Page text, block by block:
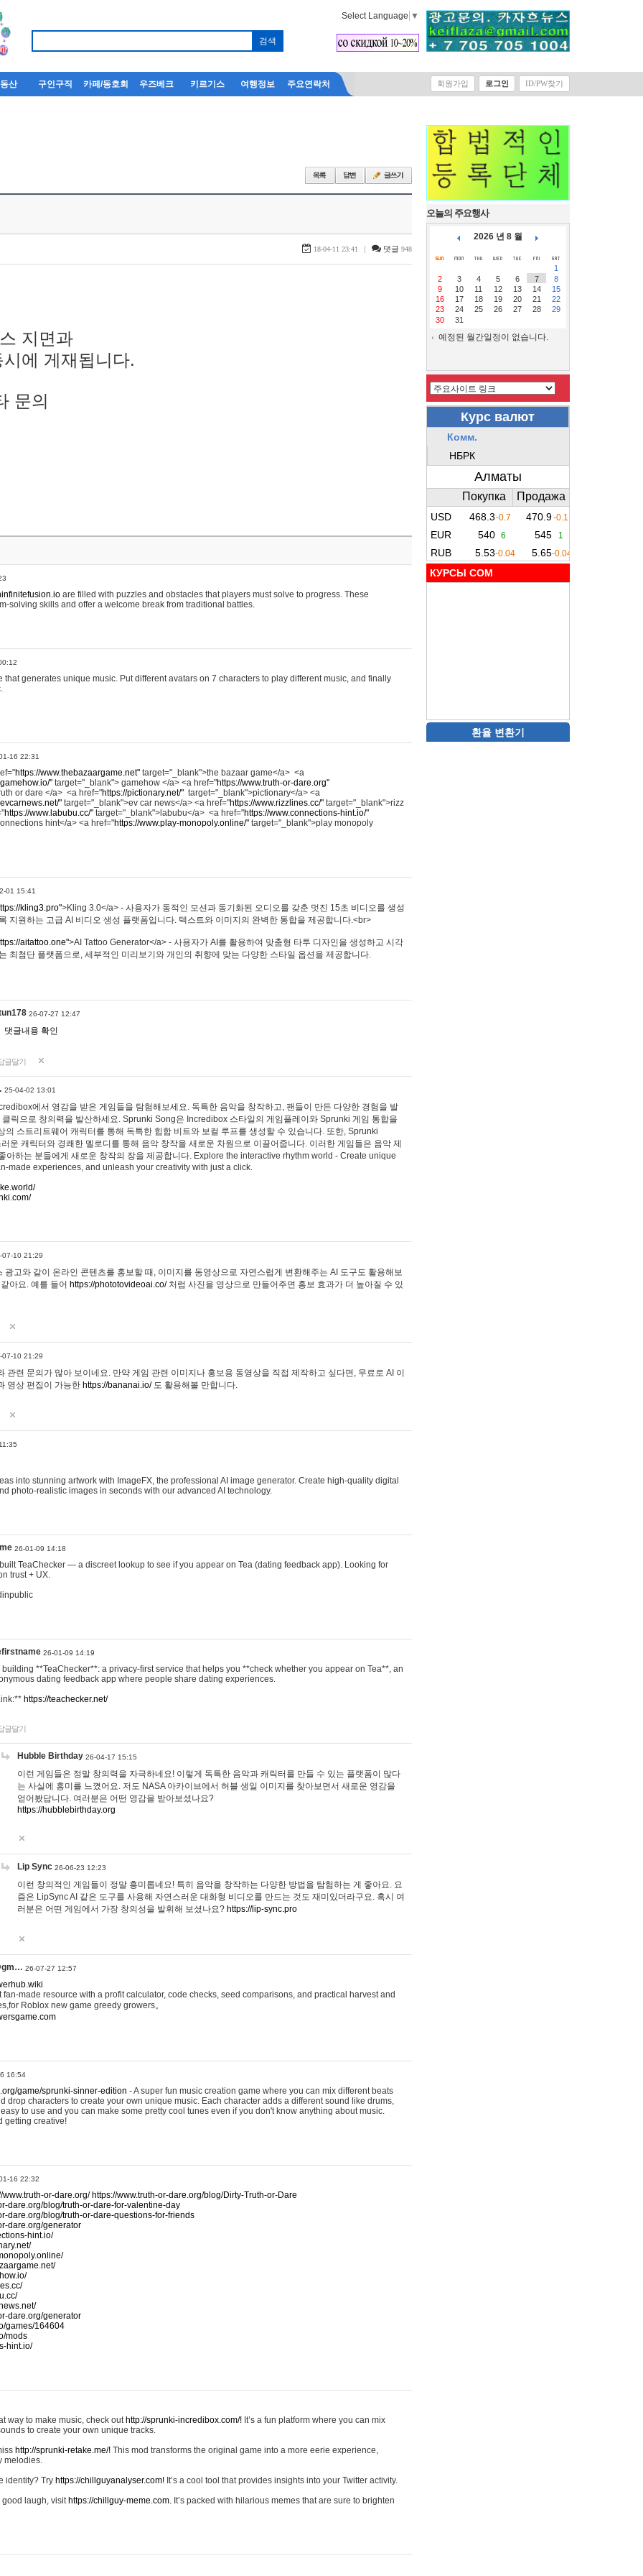
Select Language ▼
산 구인구직 카페/동호회 우즈베크 키르기스 여행정보 주요연락처 회원가입 로그인 ID/PW찾기
18-04-11 23:41 | 댓글 948
지면과
에 게재됩니다.
문의
are filled with puzzles and obstacles that players must solve to progress. These
solving skills and offer a welcome break from traditional battles.
that generates unique music. Put different avatars on 7 characters to play different music, and finally
16 22:31
https://www.thebazaargame.net" target="_blank">the bazaar game</a> <a
" target="_blank"> gamehow </a> <a href="https://www.truth-or-dare.org"
or dare </a> <a href="https://pictionary.net/" target="_blank">pictionary</a> <a
" target="_blank">ev car news</a> <a href="https://www.rizzlines.cc/" target="_blank">rizz
https://www.labubu.cc/" target="_blank">labubu</a> <a href="https://www.connections-hint.io/"
hint</a> <a href="https://www.play-monopoly.online/" target="_blank">play monopoly
01 15:41
kling3.pro">Kling 3.0</a> - 사용자가 동적인 모션과 동기화된 오디오를 갖춘 멋진 15초 비디오를 생성
지원하는 고급 AI 비디오 생성 플랫폼입니다. 텍스트와 이미지의 완벽한 통합을 제공합니다.<br>
aitattoo.one">AI Tattoo Generator</a> - 사용자가 AI를 활용하여 맞춤형 타투 디자인을 생성하고 시각
최첨단 플랫폼으로, 세부적인 미리보기와 개인의 취향에 맞는 다양한 스타일 옵션을 제공합니다.
26-07-27 12:47
댓글내용 확인
글달기
25-04-02 13:01
에서 영감을 받은 게임들을 탐험해보세요. 독특한 음악을 창작하고, 팬들이 만든 다양한 경험을 발
클릭으로 창의력을 발산하세요. Sprunki Song은 Incredibox 스타일의 게임플레이와 Sprunki 게임 통합을
의 스트리트웨어 캐릭터를 통해 독특한 힙합 비트와 보컬 루프를 생성할 수 있습니다. 또한, Sprunki
운 캐릭터와 경쾌한 멜로디를 통해 음악 창작을 새로운 차원으로 이끌어줍니다. 이러한 게임들은 음악 제
아하는 분들에게 새로운 창작의 장을 제공합니다. Explore the interactive rhythm world - Create unique
made experiences, and unleash your creativity with just a click.
07-10 21:29
광고와 같이 온라인 콘텐츠를 홍보할 때, 이미지를 동영상으로 자연스럽게 변환해주는 AI 도구도 활용해보
아요. 예를 들어 https://phototovideoai.co/처럼 사진을 영상으로 만들어주면 홍보 효과가 더 높아질 수 있
07-10 21:29
관련 문의가 많아 보이네요. 만약 게임 관련 이미지나 홍보용 동영상을 직접 제작하고 싶다면, 무료로 AI 이
영상 편집이 가능한 https://bananai.io/도 활용해볼 만합니다.
into stunning artwork with ImageFX, the professional AI image generator. Create high-quality digital
photo-realistic images in seconds with our advanced AI technology.
26-01-09 14:18
TeaChecker — a discreet lookup to see if you appear on Tea (dating feedback app). Looking for
trust + UX.
26-01-09 14:19
building **TeaChecker**: a privacy-first service that helps you **check whether you appear on Tea**, an
dating feedback app where people share dating experiences.
https://teachecker.net/
글달기
Hubble Birthday 26-04-17 15:15
이런 게임들은 정말 창의력을 자극하네요! 이렇게 독특한 음악과 캐릭터를 만들 수 있는 플랫폼이 많다
는 사실에 흥미를 느꼈어요. 저도 NASA 아카이브에서 허블 생일 이미지를 찾아보면서 새로운 영감을
얻어봤답니다. 여러분은 어떤 영감을 받아보셨나요?
https://hubblebirthday.org
Lip Sync 26-06-23 12:23
이런 창의적인 게임들이 정말 흥미롭네요! 특히 음악을 창작하는 다양한 방법을 탐험하는 게 좋아요. 요
즘은 LipSync AI 같은 도구를 사용해 자연스러운 대화형 비디오를 만드는 것도 재미있더라구요. 혹시 여
러분은 어떤 게임에서 가장 창의성을 발휘해 보셨나요? https://lip-sync.pro
26-07-27 12:57
made resource with a profit calculator, code checks, seed comparisons, and practical harvest and
Roblox new game greedy growers。
16:54
game/sprunki-sinner-edition - A super fun music creation game where you can mix different beats
drop characters to create your own unique music. Each character adds a different sound like drums,
to use and you can make some pretty cool tunes even if you don't know anything about music.
getting creative!
16 22:32
www.truth-or-dare.org/ https://www.truth-or-dare.org/blog/Dirty-Truth-or-Dare
dare.org/blog/truth-or-dare-for-valentine-day
dare.org/blog/truth-or-dare-questions-for-friends
dare.org/generator
hint.io/
dare.org/generator
games/164604
mods
hint.io/
way to make music, check out http://sprunki-incredibox.com/! It’s a fun platform where you can mix
to create your own unique tracks.
http://sprunki-retake.me/! This mod transforms the original game into a more eerie experience,
melodies.
identity? Try https://chillguyanalyser.com! It’s a cool tool that provides insights into your Twitter activity.
good laugh, visit https://chillguy-meme.com. It’s packed with hilarious memes that are sure to brighten
오늘의 주요행사
2026 년 8 월
1
2
3 4 5 6 7
8
9
10 11 12 13 14
15
16
17 18 19 20 21
22
23
24 25 26 27 28
29
30
31
예정된 월간일정이 없습니다.
КУРСЫ COM
환율 변환기